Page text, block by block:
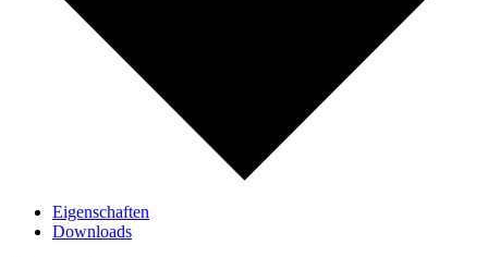
Eigenschaften
Downloads